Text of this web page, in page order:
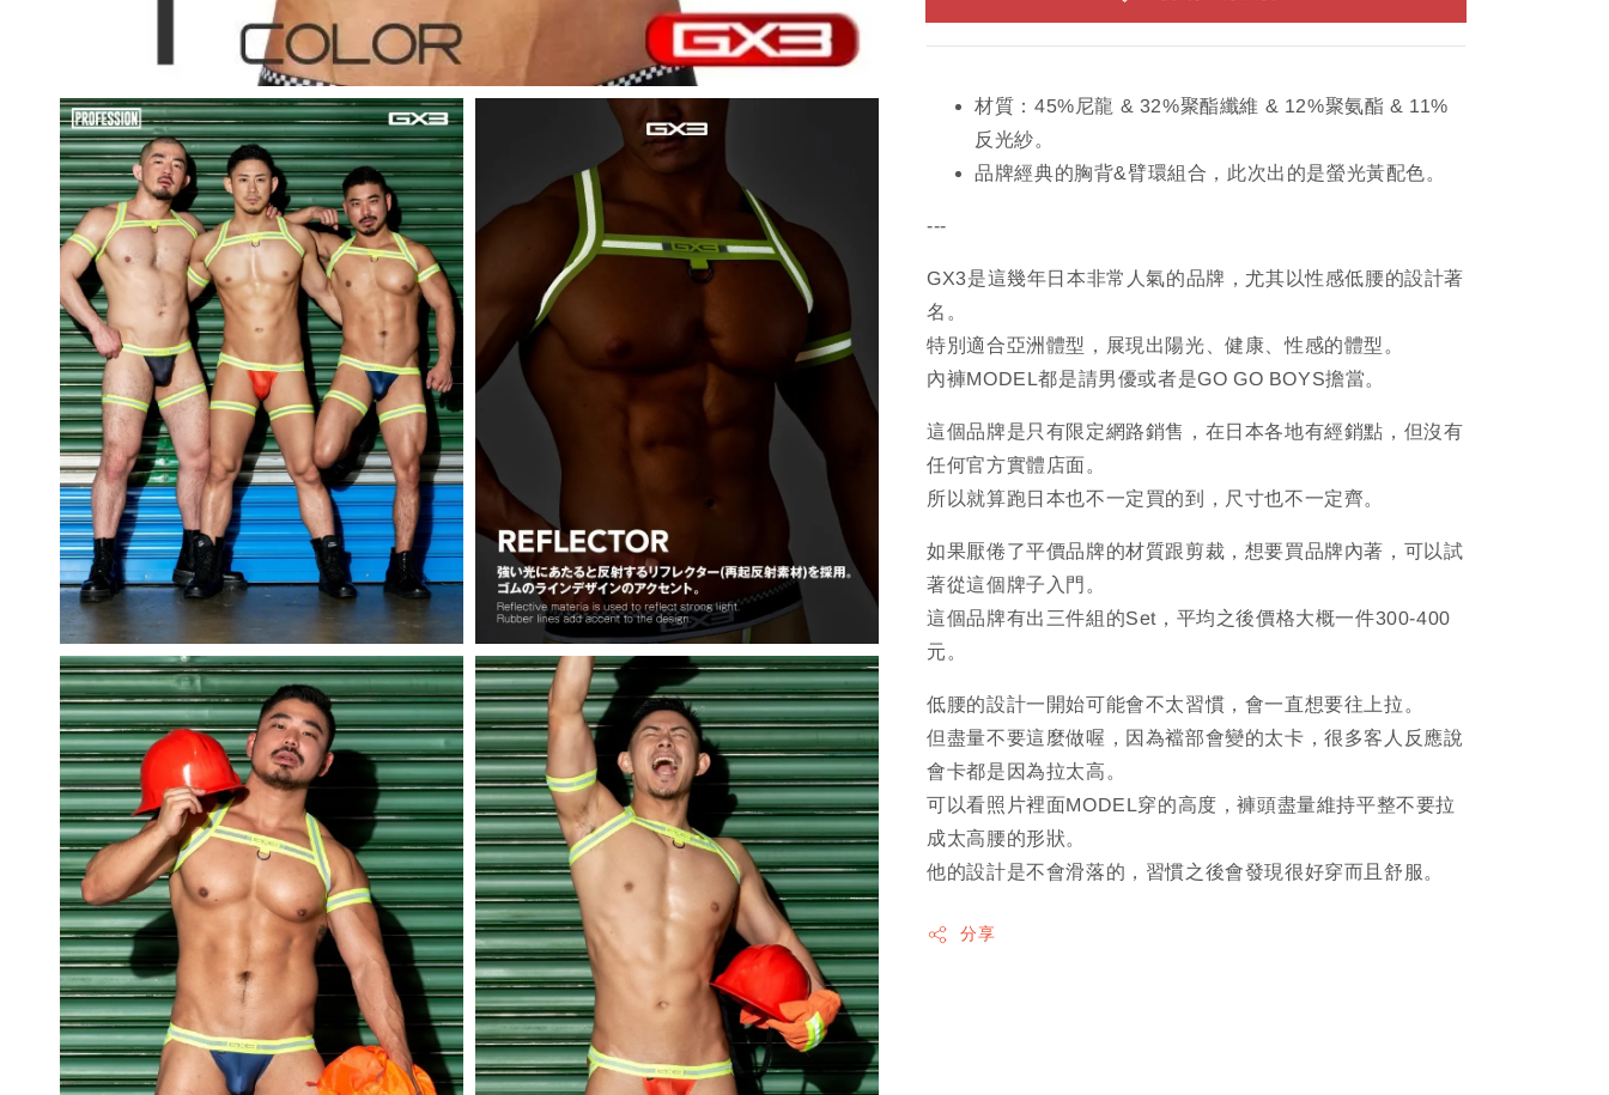
材質：45%尼龍 & 32%聚酯纖維 & 12%聚氨酯 & 11%
反光紗。
品牌經典的胸背&臂環組合，此次出的是螢光黃配色。
---
GX3是這幾年日本非常人氣的品牌，尤其以性感低腰的設計著
名。
特別適合亞洲體型，展現出陽光、健康、性感的體型。
內褲MODEL都是請男優或者是GO GO BOYS擔當。
這個品牌是只有限定網路銷售，在日本各地有經銷點，但沒有
任何官方實體店面。
所以就算跑日本也不一定買的到，尺寸也不一定齊。
如果厭倦了平價品牌的材質跟剪裁，想要買品牌內著，可以試
著從這個牌子入門。
這個品牌有出三件組的Set，平均之後價格大概一件300-400
元。
低腰的設計一開始可能會不太習慣，會一直想要往上拉。
但盡量不要這麼做喔，因為襠部會變的太卡，很多客人反應說
會卡都是因為拉太高。
可以看照片裡面MODEL穿的高度，褲頭盡量維持平整不要拉
成太高腰的形狀。
他的設計是不會滑落的，習慣之後會發現很好穿而且舒服。
分享